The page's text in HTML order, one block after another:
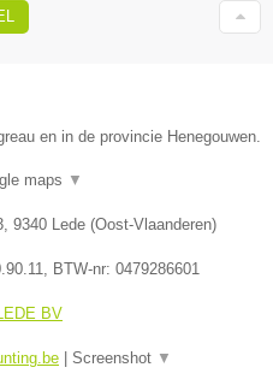
en in de provincie Henegouwen.
maps ▼
9340 Lede (Oost-Vlaanderen)
, BTW-nr: 0479286601
BV
Screenshot ▼